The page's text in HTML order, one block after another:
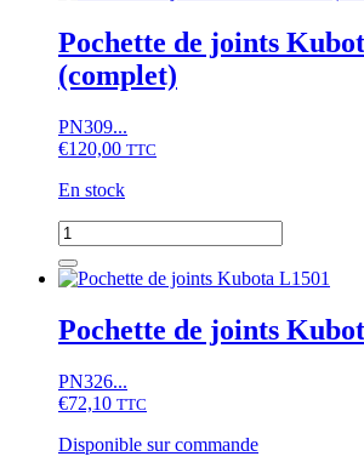
joints
Kubota
L1500
Pochette de joints
(complet)
PN309...
€120,00 TTC
En stock
quantité
de
Pochette
joints
Kubota
16
(complet)
Pochette de joints
PN326...
€72,10 TTC
Disponible sur commande